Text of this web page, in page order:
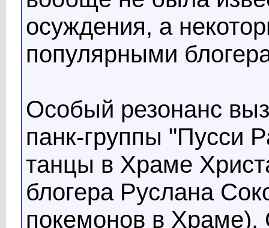
осуждения, а
популярными
Особый резонанс
панк-группы "Пусси
танцы в Храме
блогера Руслана
покемонов в Храме).